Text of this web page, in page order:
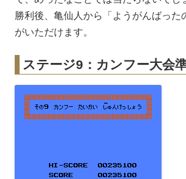
勝利後、亀仙人から「ようがんばった
がいただけます。
ステージ9：カンフー大会